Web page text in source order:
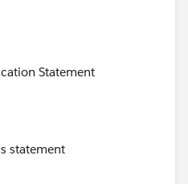
Statement
statement